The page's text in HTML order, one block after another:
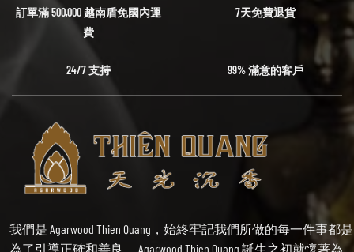
訂單滿 500,000 越南盾免國內運
費
7天免費退貨
24/7 支持 99% 滿意的客戶
我們是 Agarwood Thien Quang，始終牢記我們所做的每一件事都是
為了引導正確和善良。 Agarwood Thien Quang 誕生之初就懷著為